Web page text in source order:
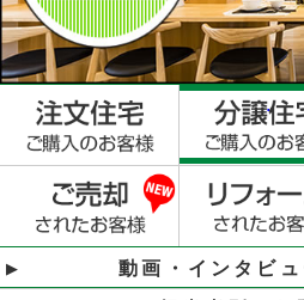
動画・インタビ